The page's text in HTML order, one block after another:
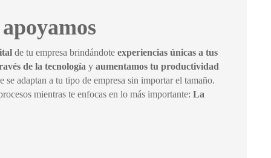
de tu empresa brindándote experiencias únicas a tus
de la tecnología y aumentamos tu productividad
se adaptan a tu tipo de empresa sin importar el tamaño.
mientras te enfocas en lo más importante: La